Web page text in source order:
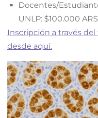
Docentes/
UNLP: $100.000
Inscripción a través
desde aquí.